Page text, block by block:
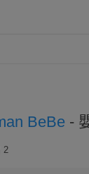
BeBe -
2